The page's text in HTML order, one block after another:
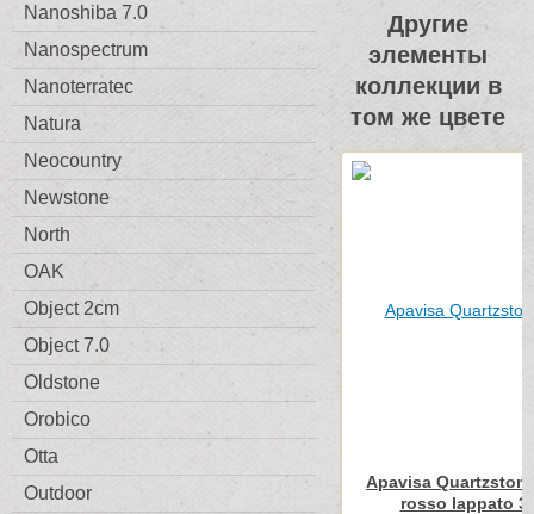
Nanoshiba 7.0
Nanospectrum
Nanoterratec
Natura
Neocountry
Newstone
North
OAK
Object 2cm
Object 7.0
Oldstone
Orobico
Otta
Outdoor
Другие
элементы
коллекции в
том же цвете
Apavisa
rosso lappato